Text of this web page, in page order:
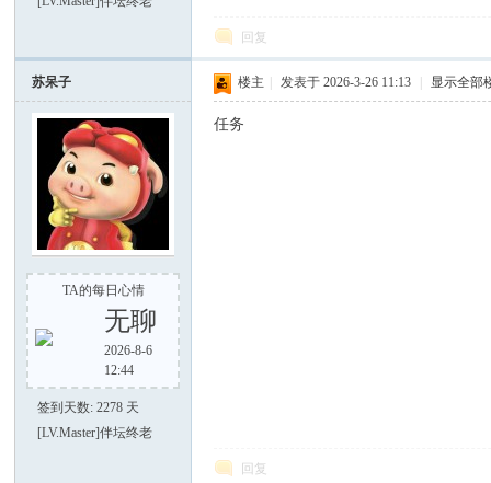
谈-
手
回复
苏呆子
TA的每日心情
无聊
2026-8-6
12:44
签到天数: 2278 天
[LV.Master]伴坛终老
楼主 发表于 2026-3-26 11:13 显示全部
任务
回复